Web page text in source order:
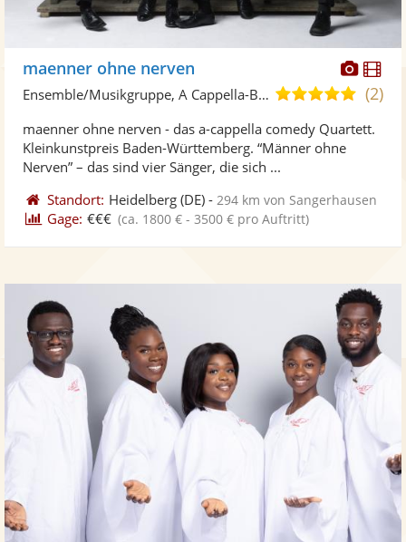
Fotos
maenner ohne nerven
5,0
5
(2)
Ensemble/Musikgruppe, A Cappella-Band
maenner ohne nerven - das a-cappella comedy Quartett.
Kleinkunstpreis Baden-Württemberg. “Männer ohne
Nerven” – das sind vier Sänger, die sich ...
Standort: Heidelberg (DE) - 294 km von Sangerhausen
Gage: €€€ (ca. 1800 € - 3500 € pro Auftritt)